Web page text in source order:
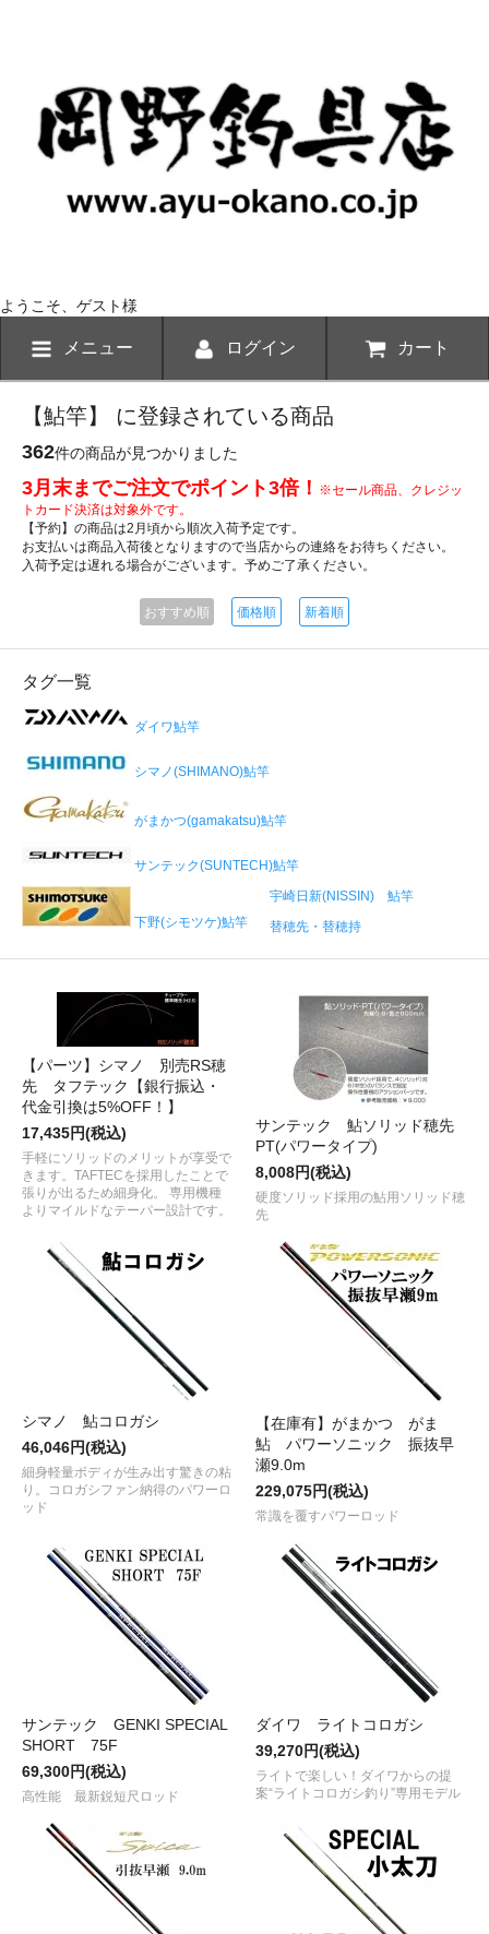
ようこそ、ゲスト様
メニュー ログイン カート
【鮎竿】 に登録されている商品
362件の商品が見つかりました
3月末までご注文でポイント3倍！ ※セール商品、クレジッ
トカード決済は対象外です。
【予約】の商品は2月頃から順次入荷予定です。
お支払いは商品入荷後となりますので当店からの連絡をお待ちください。
入荷予定は遅れる場合がございます。予めご了承ください。
おすすめ順 価格順 新着順
タグ一覧
ダイワ鮎竿
シマノ(SHIMANO)鮎竿
がまかつ(gamakatsu)鮎竿
サンテック(SUNTECH)鮎竿
下野(シモツケ)鮎竿
宇崎日新(NISSIN) 鮎竿
替穂先・替穂持
【パーツ】シマノ 別売RS穂
先 タフテック【銀行振込・
代金引換は5%OFF！】
17,435円(税込)
手軽にソリッドのメリットが享受で
きます。TAFTECを採用したことで
張りが出るため細身化。 専用機種
よりマイルドなテーパー設計です。
サンテック 鮎ソリッド穂先
PT(パワータイプ)
8,008円(税込)
硬度ソリッド採用の鮎用ソリッド穂
先
シマノ 鮎コロガシ
46,046円(税込)
細身軽量ボディが生み出す驚きの粘
り。コロガシファン納得のパワーロ
ッド
【在庫有】がまかつ がま
鮎 パワーソニック 振抜早
瀬9.0m
229,075円(税込)
常識を覆すパワーロッド
サンテック GENKI SPECIAL
SHORT 75F
69,300円(税込)
高性能 最新鋭短尺ロッド
ダイワ ライトコロガシ
39,270円(税込)
ライトで楽しい！ダイワからの提
案“ライトコロガシ釣り”専用モデル